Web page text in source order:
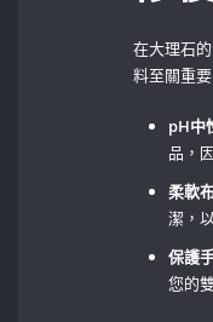
在大理石
料至關重
pH中
品，
柔軟
潔，
保護
您的